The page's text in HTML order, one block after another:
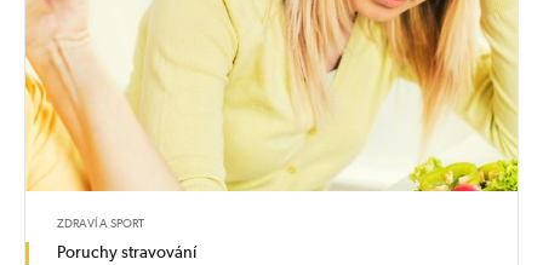
ZDRAVÍ A SPORT
Poruchy stravování